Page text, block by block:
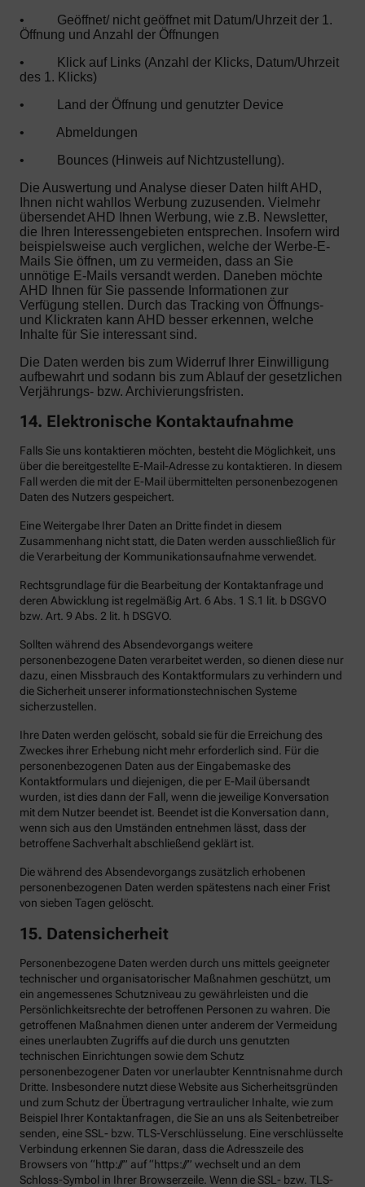
•
Geöffnet/ nicht geöffnet mit Datum/Uhrzeit der 1.
Öffnung und Anzahl der Öffnungen
•
Klick auf Links (Anzahl der Klicks, Datum/Uhrzeit
des 1. Klicks)
•
Land der Öffnung und genutzter Device
•
Abmeldungen
•
Bounces (Hinweis auf Nichtzustellung).
Die Auswertung und Analyse dieser Daten hilft AHD,
Ihnen nicht wahllos Werbung zuzusenden. Vielmehr
übersendet AHD Ihnen Werbung, wie z.B. Newsletter,
die Ihren Interessengebieten entsprechen. Insofern wird
beispielsweise auch verglichen, welche der Werbe-E-
Mails Sie öffnen, um zu vermeiden, dass an Sie
unnötige E-Mails versandt werden. Daneben möchte
AHD Ihnen für Sie passende Informationen zur
Verfügung stellen. Durch das Tracking von Öffnungs-
und Klickraten kann AHD besser erkennen, welche
Inhalte für Sie interessant sind.
Die Daten werden bis zum Widerruf Ihrer Einwilligung
aufbewahrt und sodann bis zum Ablauf der gesetzlichen
Verjährungs- bzw. Archivierungsfristen.
14. Elektronische Kontaktaufnahme
Falls Sie uns kontaktieren möchten, besteht die Möglichkeit, uns
über die bereitgestellte E-Mail-Adresse zu kontaktieren. In diesem
Fall werden die mit der E-Mail übermittelten personenbezogenen
Daten des Nutzers gespeichert.
Eine Weitergabe Ihrer Daten an Dritte findet in diesem
Zusammenhang nicht statt, die Daten werden ausschließlich für
die Verarbeitung der Kommunikationsaufnahme verwendet.
Rechtsgrundlage für die Bearbeitung der Kontaktanfrage und
deren Abwicklung ist regelmäßig Art. 6 Abs. 1 S.1 lit. b DSGVO
bzw. Art. 9 Abs. 2 lit. h DSGVO.
Sollten während des Absendevorgangs weitere
personenbezogene Daten verarbeitet werden, so dienen diese nur
dazu, einen Missbrauch des Kontaktformulars zu verhindern und
die Sicherheit unserer informationstechnischen Systeme
sicherzustellen.
Ihre Daten werden gelöscht, sobald sie für die Erreichung des
Zweckes ihrer Erhebung nicht mehr erforderlich sind. Für die
personenbezogenen Daten aus der Eingabemaske des
Kontaktformulars und diejenigen, die per E-Mail übersandt
wurden, ist dies dann der Fall, wenn die jeweilige Konversation
mit dem Nutzer beendet ist. Beendet ist die Konversation dann,
wenn sich aus den Umständen entnehmen lässt, dass der
betroffene Sachverhalt abschließend geklärt ist.
Die während des Absendevorgangs zusätzlich erhobenen
personenbezogenen Daten werden spätestens nach einer Frist
von sieben Tagen gelöscht.
15. Datensicherheit
Personenbezogene Daten werden durch uns mittels geeigneter
technischer und organisatorischer Maßnahmen geschützt, um
ein angemessenes Schutzniveau zu gewährleisten und die
Persönlichkeitsrechte der betroffenen Personen zu wahren. Die
getroffenen Maßnahmen dienen unter anderem der Vermeidung
eines unerlaubten Zugriffs auf die durch uns genutzten
technischen Einrichtungen sowie dem Schutz
personenbezogener Daten vor unerlaubter Kenntnisnahme durch
Dritte. Insbesondere nutzt diese Website aus Sicherheitsgründen
und zum Schutz der Übertragung vertraulicher Inhalte, wie zum
Beispiel Ihrer Kontaktanfragen, die Sie an uns als Seitenbetreiber
senden, eine SSL- bzw. TLS-Verschlüsselung. Eine verschlüsselte
Verbindung erkennen Sie daran, dass die Adresszeile des
Browsers von “http://” auf “https://” wechselt und an dem
Schloss-Symbol in Ihrer Browserzeile. Wenn die SSL- bzw. TLS-